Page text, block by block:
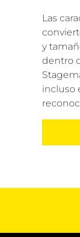
Las
y
dentro
incluso